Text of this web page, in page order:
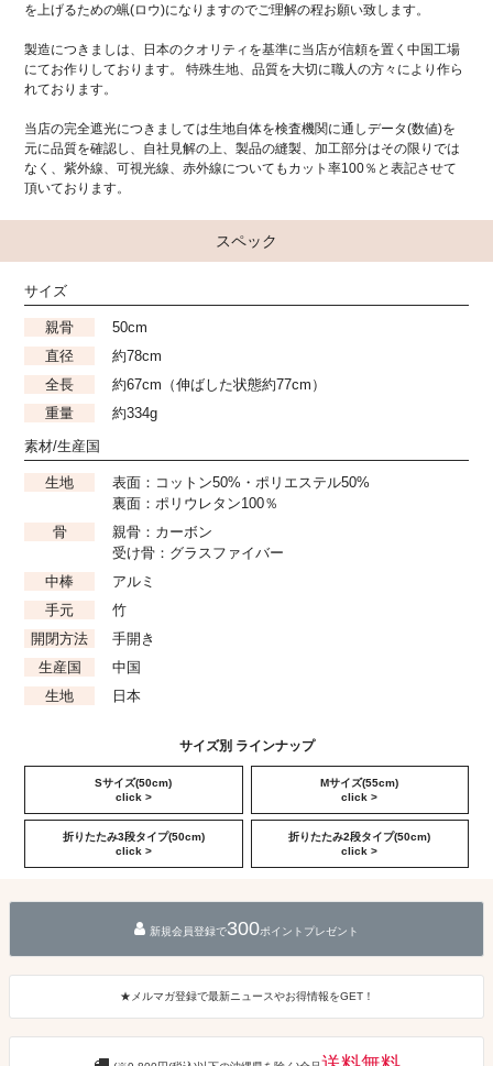
を上げるための蝋(ロウ)になりますのでご理解の程お願い致します。
製造につきましは、日本のクオリティを基準に当店が信頼を置く中国工場
にてお作りしております。 特殊生地、品質を大切に職人の方々により作ら
れております。
当店の完全遮光につきましては生地自体を検査機関に通しデータ(数値)を
元に品質を確認し、自社見解の上、製品の縫製、加工部分はその限りでは
なく、紫外線、可視光線、赤外線についてもカット率100％と表記させて
頂いております。
スペック
サイズ
親骨
50cm
直径
約78cm
全長
約67cm（伸ばした状態約77cm）
重量
約334g
素材/生産国
生地
表面：コットン50%・ポリエステル50%
裏面：ポリウレタン100％
骨
親骨：カーボン
受け骨：グラスファイバー
中棒
アルミ
手元
竹
開閉方法
手開き
生産国
中国
生地
日本
サイズ別 ラインナップ
Sサイズ(50cm)
click >
Mサイズ(55cm)
click >
折りたたみ3段タイプ(50cm)
click >
折りたたみ2段タイプ(50cm)
click >
新規会員登録で300ポイントプレゼント
★メルマガ登録で最新ニュースやお得情報をGET！